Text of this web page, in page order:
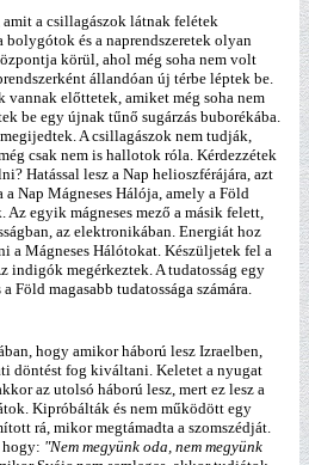
a csillagászok látnak felétek
és a naprendszeretek olyan
körül, ahol még soha nem volt
állandóan új térbe léptek be.
előttetek, amiket még soha nem
be egy újnak tűnő sugárzás buborékába.
A csillagászok nem tudják,
csak nem is hallotok róla. Kérdezzétek
Hatással lesz a Nap helioszférájára, azt
Nap Mágneses Hálója, amely a Föld
egyik mágneses mező a másik felett,
az elektronikában. Energiát hoz
a Mágneses Hálótokat. Készüljetek fel a
indigók megérkeztek. A tudatosság egy
Föld magasabb tudatossága számára.
hogy amikor háború lesz Izraelben,
döntést fog kiváltani. Keletet a nyugat
az utolsó háború lesz, mert ez lesz a
Kipróbálták és nem működött egy
rá, mikor megtámadta a szomszédját.
hogy: "Nem megyünk oda, nem megyünk